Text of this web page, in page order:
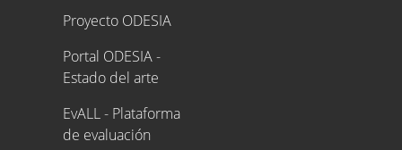
Proyecto ODESIA
Proyecto ODESIA
Portal ODESIA -
Estado del arte
EvALL - Plataforma
de evaluación